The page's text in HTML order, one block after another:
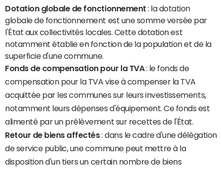
Dotation globale de fonctionnement : la dotation
globale de fonctionnement est une somme versée par
l'État aux collectivités locales. Cette dotation est
notamment établie en fonction de la population et de la
superficie d'une commune.
Fonds de compensation pour la TVA: le fonds de
compensation pour la TVA vise à compenser la TVA
acquittée par les communes sur leurs investissements,
notamment leurs dépenses d'équipement. Ce fonds est
alimenté par un prélèvement sur recettes de l'État.
Retour de biens affectés: dans le cadre d'une délégation
de service public, une commune peut mettre à la
disposition d'un tiers un certain nombre de biens